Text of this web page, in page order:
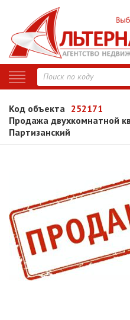
Код объекта 252171
Продажа двухкомнатной
Партизанский